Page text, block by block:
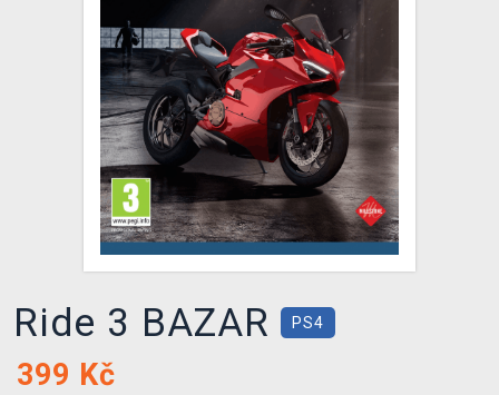
DOPRAVA
XZONE KLUB
TCG & BOARDGAME HUB
VÝKUP HER (BAZAR)
Ride 3 BAZAR PS4
399 Kč